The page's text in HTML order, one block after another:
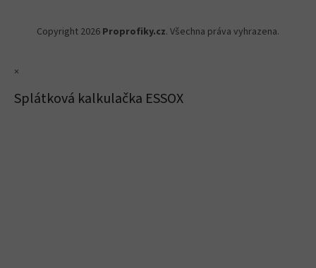
Copyright 2026 Proprofiky.cz. Všechna práva vyhrazena.
×
Splátková kalkulačka ESSOX